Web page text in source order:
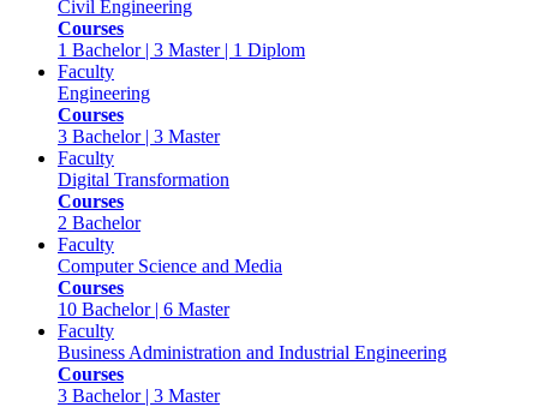
Civil Engineering
Courses
1 Bachelor | 3 Master | 1 Diplom
Faculty
Engineering
Courses
3 Bachelor | 3 Master
Faculty
Digital Transformation
Courses
2 Bachelor
Faculty
Computer Science and Media
Courses
10 Bachelor | 6 Master
Faculty
Business Administration and Industrial Engineering
Courses
3 Bachelor | 3 Master